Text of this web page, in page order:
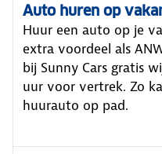
Auto huren op
Huur een auto op je
extra voordeel als
bij Sunny Cars gratis
uur voor vertrek. Zo
huurauto op pad.